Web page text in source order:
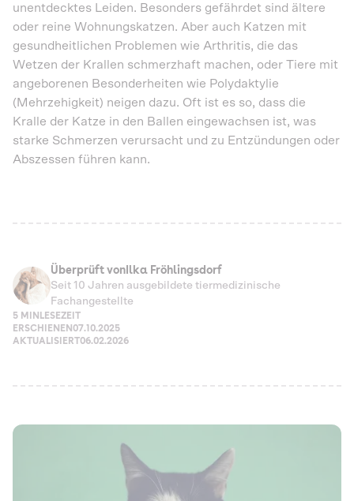
unentdecktes Leiden. Besonders gefährdet sind ältere
oder reine Wohnungskatzen. Aber auch Katzen mit
gesundheitlichen Problemen wie Arthritis, die das
Wetzen der Krallen schmerzhaft machen, oder Tiere mit
angeborenen Besonderheiten wie Polydaktylie
(Mehrzehigkeit) neigen dazu. Oft ist es so, dass die
Kralle der Katze in den Ballen eingewachsen ist, was
starke Schmerzen verursacht und zu Entzündungen oder
Abszessen führen kann.
Überprüft von Ilka Fröhlingsdorf
Seit 10 Jahren ausgebildete tiermedizinische
Fachangestellte
5 MIN LESEZEIT
ERSCHIENEN07.10.2025
AKTUALISIERT06.02.2026